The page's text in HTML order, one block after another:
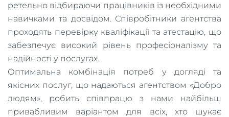
ретельно відбираючи працівників із необхідними
навичками та досвідом. Співробітники агентства
проходять перевірку кваліфікації та атестацію, що
забезпечує високий рівень професіоналізму та
надійності у послугах.
Оптимальна комбінація потреб у догляді та
якісних послуг, що надаються агентством «Добро
людям», робить співпрацю з нами найбільш
привабливим варіантом для всіх, хто шукає